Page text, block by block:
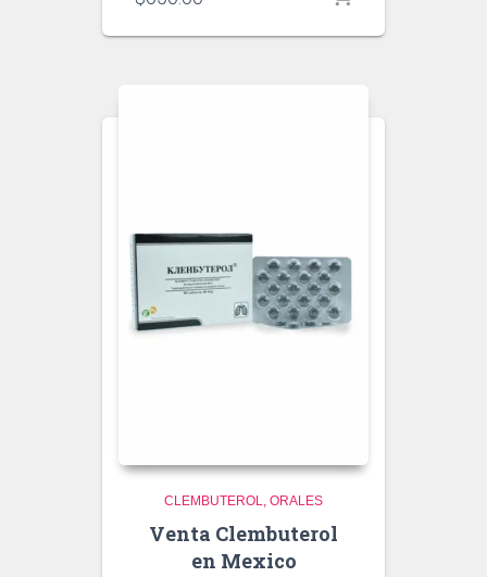
CLEMBUTEROL ORALES
Venta Clembuterol
en Mexico